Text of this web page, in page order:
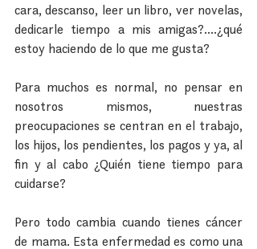
cara, descanso, leer un libro, ver novelas,
dedicarle tiempo a mis amigas?....¿qué
estoy haciendo de lo que me gusta?
Para muchos es normal, no pensar en
nosotros mismos, nuestras
preocupaciones se centran en el trabajo,
los hijos, los pendientes, los pagos y ya, al
fin y al cabo ¿Quién tiene tiempo para
cuidarse?
Pero todo cambia cuando tienes cáncer
de mama. Esta enfermedad es como una